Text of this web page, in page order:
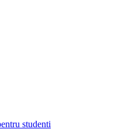
studenti